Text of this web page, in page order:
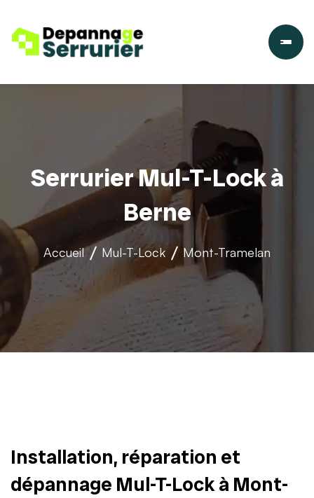
Serrurier Mul-T-Lock à
Berne
Accueil Mul-T-Lock Mont-Tramelan
Installation, réparation et
dépannage Mul-T-Lock à Mont-